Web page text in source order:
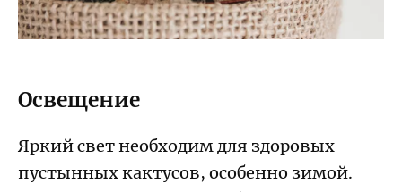
Освещение
Яркий свет необходим для здоровых
пустынных кактусов, особенно зимой.